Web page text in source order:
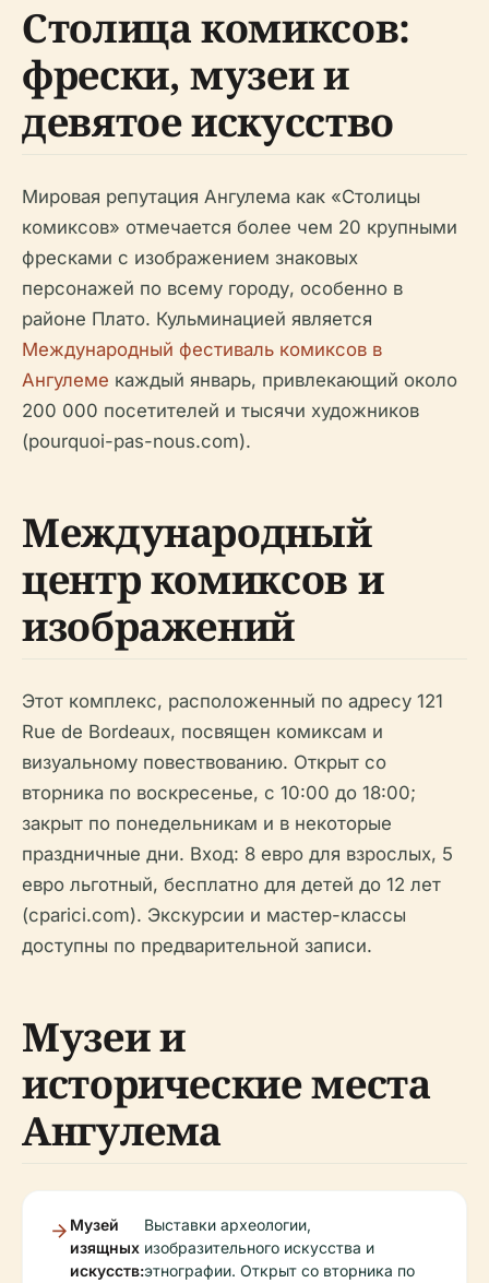
Столица комиксов:
фрески, музеи и
девятое искусство
Мировая репутация Ангулема как «Столицы
комиксов» отмечается более чем 20 крупными
фресками с изображением знаковых
персонажей по всему городу, особенно в
районе Плато. Кульминацией является
Международный фестиваль комиксов в
Ангулеме каждый январь, привлекающий около
200 000 посетителей и тысячи художников
(pourquoi-pas-nous.com).
Международный
центр комиксов и
изображений
Этот комплекс, расположенный по адресу 121
Rue de Bordeaux, посвящен комиксам и
визуальному повествованию. Открыт со
вторника по воскресенье, с 10:00 до 18:00;
закрыт по понедельникам и в некоторые
праздничные дни. Вход: 8 евро для взрослых, 5
евро льготный, бесплатно для детей до 12 лет
(cparici.com). Экскурсии и мастер-классы
доступны по предварительной записи.
Музеи и
исторические места
Ангулема
Музей
изящных
искусств:
Выставки археологии,
изобразительного искусства и
этнографии. Открыт со вторника по